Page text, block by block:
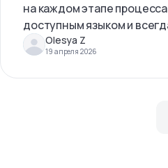
на каждом этапе
доступным языком и
Olesya Z
19 апреля 2026